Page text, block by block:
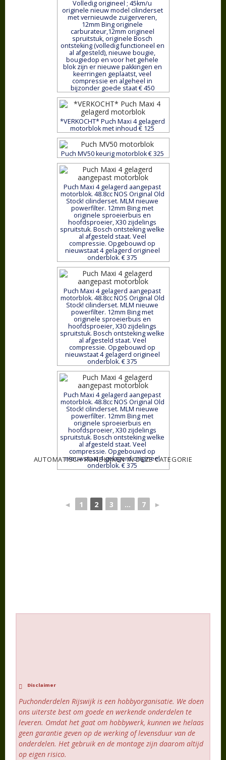
Volledig origineel ; 45km/u
originele nieuw model cilinderset
met vernieuwde zuigerveren,
12mm Bing originele
carburateur,12mm origineel
spruitstuk, originele Bosch
ontsteking (volledig functioneel en
al afgesteld), nieuwe bougie,
bougiedop en voor het gehele
blok zijn er nieuwe pakkingen en
keerringen geplaatst, veel
compressie en algeheel in
bijzonder goede staat € 450
*VERKOCHT* Puch Maxi 4 gelagerd
motorblok met inhoud € 125
Puch MV50 keurig motorblok € 325
Puch Maxi 4 gelagerd aangepast
motorblok. 48.8cc NOS Original Old
Stock! cilinderset. MLM nieuwe
powerfilter. 12mm Bing met
originele sproeierbuis en
hoofdsproeier, X30 zijdelings
spruitstuk. Bosch ontsteking welke
al afgesteld staat. Veel
compressie. Opgebouwd op
nieuwstaat 4 gelagerd origineel
onderblok. € 375
Puch Maxi 4 gelagerd aangepast
motorblok. 48.8cc NOS Original Old
Stock! cilinderset. MLM nieuwe
powerfilter. 12mm Bing met
originele sproeierbuis en
hoofdsproeier, X30 zijdelings
spruitstuk. Bosch ontsteking welke
al afgesteld staat. Veel
compressie. Opgebouwd op
nieuwstaat 4 gelagerd origineel
onderblok. € 375
Puch Maxi 4 gelagerd aangepast
motorblok. 48.8cc NOS Original Old
Stock! cilinderset. MLM nieuwe
powerfilter. 12mm Bing met
originele sproeierbuis en
hoofdsproeier, X30 zijdelings
spruitstuk. Bosch ontsteking welke
al afgesteld staat. Veel
compressie. Opgebouwd op
nieuwstaat 4 gelagerd origineel
onderblok. € 375
AUTOMATISCH RONDKIJKEN IN DEZE CATEGORIE
◄ 1 2 3 ... 7 ►
Disclaimer
Puchonderdelen Rijswijk is een hobbyorganisatie. We doen
ons uiterste best om goede en werkende onderdelen te
leveren. Omdat het gaat om hobbywerk, kunnen we helaas
geen garantie geven op de werking of levensduur van de
onderdelen. Het gebruik en de montage zijn daarom altijd
op eigen risico.